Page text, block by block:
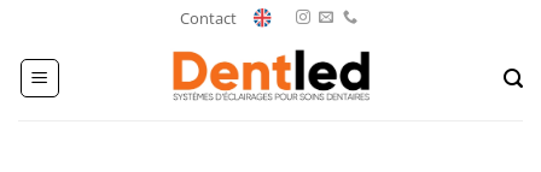
contenu
Contact